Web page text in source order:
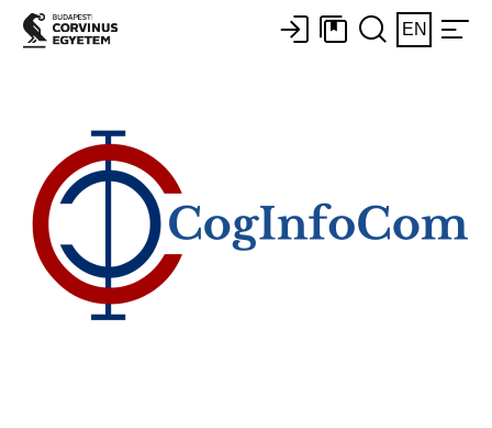
EN